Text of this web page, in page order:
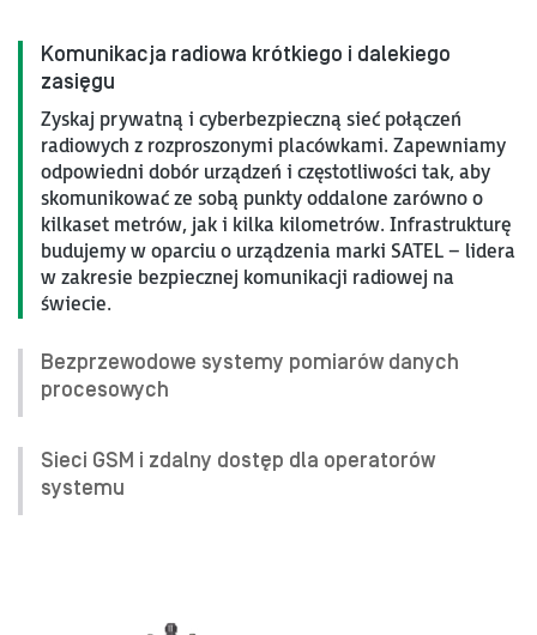
Komunikacja radiowa krótkiego i dalekiego
zasięgu
Zyskaj prywatną i cyberbezpieczną sieć połączeń
radiowych z rozproszonymi placówkami. Zapewniamy
odpowiedni dobór urządzeń i częstotliwości tak, aby
skomunikować ze sobą punkty oddalone zarówno o
kilkaset metrów, jak i kilka kilometrów. Infrastrukturę
budujemy w oparciu o urządzenia marki SATEL – lidera
w zakresie bezpiecznej komunikacji radiowej na
świecie.
Bezprzewodowe systemy pomiarów danych
procesowych
Sieci GSM i zdalny dostęp dla operatorów
systemu